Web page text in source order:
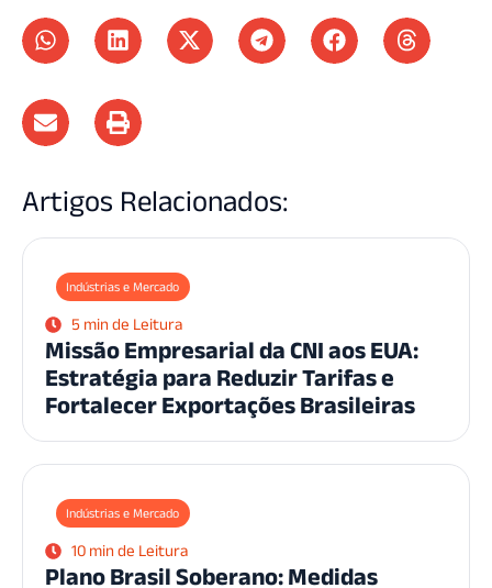
Artigos Relacionados:
Indústrias e Mercado
5 min de Leitura
Missão Empresarial da CNI aos EUA:
Estratégia para Reduzir Tarifas e
Fortalecer Exportações Brasileiras
Indústrias e Mercado
10 min de Leitura
Plano Brasil Soberano: Medidas